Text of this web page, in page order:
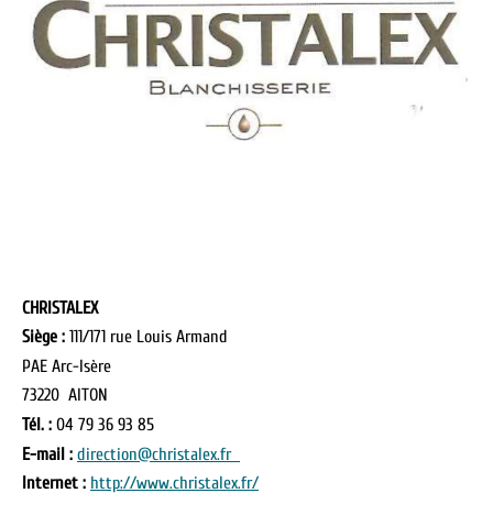
CHRISTALEX
Siège : 111/171 rue Louis Armand
PAE Arc-Isère
73220 AITON
Tél. : 04 79 36 93 85
E-mail : direction@christalex.fr
Internet : http://www.christalex.fr/